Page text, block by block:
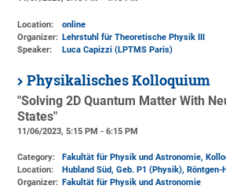
Location:
online
Organizer: Lehrstuhl für Theoretische Physik III
Speaker:
Luca Capizzi (LPTMS Paris)
Physikalisches Kolloquium
"Solving 2D Quantum Matter With
States"
11/06/2023, 5:15 PM - 6:15 PM
Category:
Fakultät für Physik und Astronomie,
Location:
Hubland Süd, Geb. P1 (Physik), Röntgen-
Organizer: Fakultät für Physik und Astronomie